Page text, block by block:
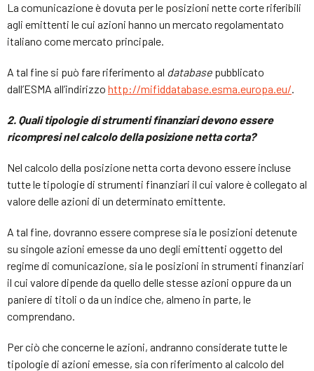
La comunicazione è dovuta per le posizioni nette corte riferibili
agli emittenti le cui azioni hanno un mercato regolamentato
italiano come mercato principale.
A tal fine si può fare riferimento al database pubblicato
dall’ESMA all’indirizzo http://mifiddatabase.esma.europa.eu/.
2. Quali tipologie di strumenti finanziari devono essere
ricompresi nel calcolo della posizione netta corta?
Nel calcolo della posizione netta corta devono essere incluse
tutte le tipologie di strumenti finanziari il cui valore è collegato al
valore delle azioni di un determinato emittente.
A tal fine, dovranno essere comprese sia le posizioni detenute
su singole azioni emesse da uno degli emittenti oggetto del
regime di comunicazione, sia le posizioni in strumenti finanziari
il cui valore dipende da quello delle stesse azioni oppure da un
paniere di titoli o da un indice che, almeno in parte, le
comprendano.
Per ciò che concerne le azioni, andranno considerate tutte le
tipologie di azioni emesse, sia con riferimento al calcolo del